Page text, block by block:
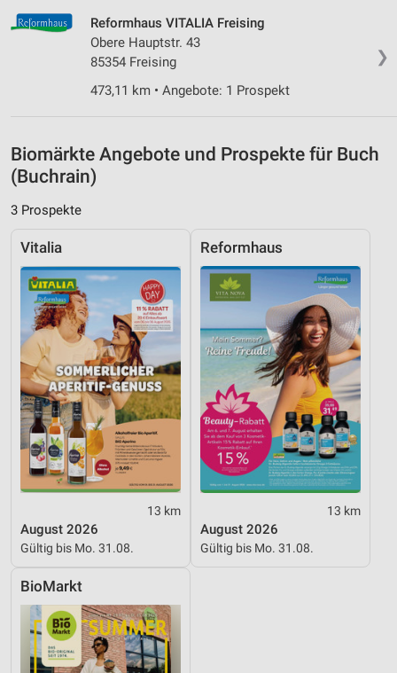
❯
Reformhaus VITALIA Freising
Obere Hauptstr. 43
85354 Freising
473,11 km • Angebote: 1 Prospekt
Biomärkte Angebote und Prospekte für Buch
(Buchrain)
3 Prospekte
Vitalia
13 km
August 2026
Gültig bis Mo. 31.08.
Reformhaus
13 km
August 2026
Gültig bis Mo. 31.08.
BioMarkt
Entwicklung und Verbesserung der Angebote
Verwendung reduzierter Daten zur Auswahl von
IAB-Besonderheiten:
Geräte anhand von aktiv angeforderten
Informationen identifizieren
Nicht-IAB-Verarbeitungszwecke:
Performance
Funktional
Werbung